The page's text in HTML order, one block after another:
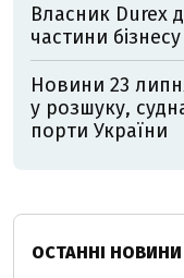
Власник Durex
частини
Новини 23
у розшуку,
порти України
ОСТАННІ НОВИНИ